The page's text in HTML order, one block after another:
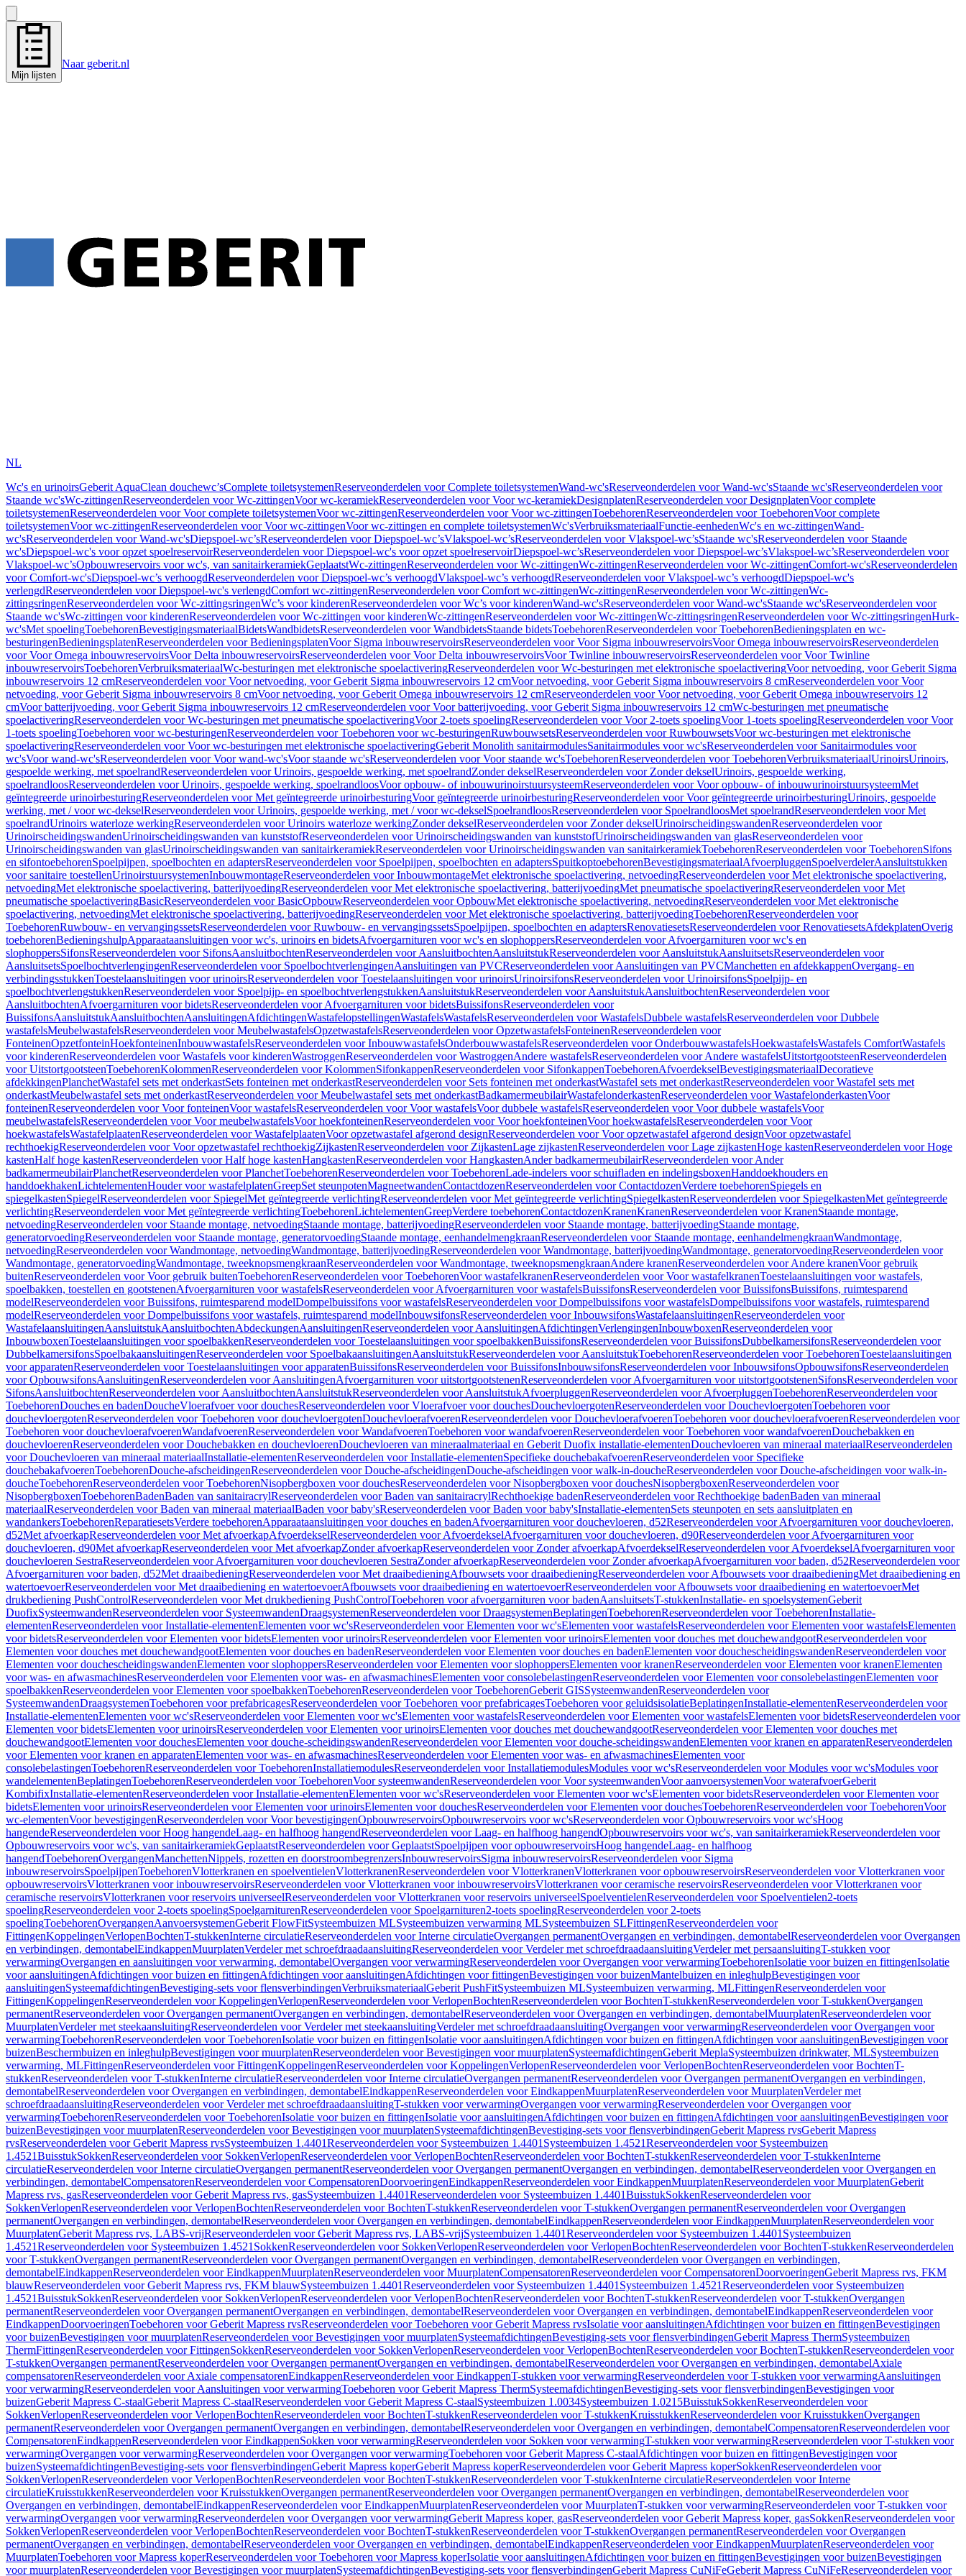
Mijn lijsten
Naar geberit.nl
NL
Wc's en urinoirsGeberit AquaClean douchewc’sComplete toiletsystemenReserveonderdelen voor Complete toiletsystemenWand-wc'sReserveonderdelen voor Wand-wc'sStaande wc'sReserveonderdelen voor
Staande wc'sWc-zittingenReserveonderdelen voor Wc-zittingenVoor wc-keramiekReserveonderdelen voor Voor wc-keramiekDesignplatenReserveonderdelen voor DesignplatenVoor complete
toiletsystemenReserveonderdelen voor Voor complete toiletsystemenVoor wc-zittingenReserveonderdelen voor Voor wc-zittingenToebehorenReserveonderdelen voor ToebehorenVoor complete
toiletsystemenVoor wc-zittingenReserveonderdelen voor Voor wc-zittingenVoor wc-zittingen en complete toiletsystemenWc'sVerbruiksmateriaalFunctie-eenhedenWc's en wc-zittingenWand-
wc'sReserveonderdelen voor Wand-wc'sDiepspoel-wc’sReserveonderdelen voor Diepspoel-wc’sVlakspoel-wc’sReserveonderdelen voor Vlakspoel-wc’sStaande wc'sReserveonderdelen voor Staande
wc'sDiepspoel-wc's voor opzet spoelreservoirReserveonderdelen voor Diepspoel-wc's voor opzet spoelreservoirDiepspoel-wc’sReserveonderdelen voor Diepspoel-wc’sVlakspoel-wc’sReserveonderdelen voor
Vlakspoel-wc’sOpbouwreservoirs voor wc's, van sanitairkeramiekGeplaatstWc-zittingenReserveonderdelen voor Wc-zittingenWc-zittingenReserveonderdelen voor Wc-zittingenComfort-wc'sReserveonderdelen
voor Comfort-wc'sDiepspoel-wc’s verhoogdReserveonderdelen voor Diepspoel-wc’s verhoogdVlakspoel-wc’s verhoogdReserveonderdelen voor Vlakspoel-wc’s verhoogdDiepspoel-wc's
verlengdReserveonderdelen voor Diepspoel-wc's verlengdComfort wc-zittingenReserveonderdelen voor Comfort wc-zittingenWc-zittingenReserveonderdelen voor Wc-zittingenWc-
zittingsringenReserveonderdelen voor Wc-zittingsringenWc’s voor kinderenReserveonderdelen voor Wc’s voor kinderenWand-wc'sReserveonderdelen voor Wand-wc'sStaande wc'sReserveonderdelen voor
Staande wc'sWc-zittingen voor kinderenReserveonderdelen voor Wc-zittingen voor kinderenWc-zittingenReserveonderdelen voor Wc-zittingenWc-zittingsringenReserveonderdelen voor Wc-zittingsringenHurk-
wc'sMet spoelingToebehorenBevestigingsmateriaalBidetsWandbidetsReserveonderdelen voor WandbidetsStaande bidetsToebehorenReserveonderdelen voor ToebehorenBedieningsplaten en wc-
besturingenBedieningsplatenReserveonderdelen voor BedieningsplatenVoor Sigma inbouwreservoirsReserveonderdelen voor Voor Sigma inbouwreservoirsVoor Omega inbouwreservoirsReserveonderdelen
voor Voor Omega inbouwreservoirsVoor Delta inbouwreservoirsReserveonderdelen voor Voor Delta inbouwreservoirsVoor Twinline inbouwreservoirsReserveonderdelen voor Voor Twinline
inbouwreservoirsToebehorenVerbruiksmateriaalWc-besturingen met elektronische spoelactiveringReserveonderdelen voor Wc-besturingen met elektronische spoelactiveringVoor netvoeding, voor Geberit Sigma
inbouwreservoirs 12 cmReserveonderdelen voor Voor netvoeding, voor Geberit Sigma inbouwreservoirs 12 cmVoor netvoeding, voor Geberit Sigma inbouwreservoirs 8 cmReserveonderdelen voor Voor
netvoeding, voor Geberit Sigma inbouwreservoirs 8 cmVoor netvoeding, voor Geberit Omega inbouwreservoirs 12 cmReserveonderdelen voor Voor netvoeding, voor Geberit Omega inbouwreservoirs 12
cmVoor batterijvoeding, voor Geberit Sigma inbouwreservoirs 12 cmReserveonderdelen voor Voor batterijvoeding, voor Geberit Sigma inbouwreservoirs 12 cmWc-besturingen met pneumatische
spoelactiveringReserveonderdelen voor Wc-besturingen met pneumatische spoelactiveringVoor 2-toets spoelingReserveonderdelen voor Voor 2-toets spoelingVoor 1-toets spoelingReserveonderdelen voor Voor
1-toets spoelingToebehoren voor wc-besturingenReserveonderdelen voor Toebehoren voor wc-besturingenRuwbouwsetsReserveonderdelen voor RuwbouwsetsVoor wc-besturingen met elektronische
spoelactiveringReserveonderdelen voor Voor wc-besturingen met elektronische spoelactiveringGeberit Monolith sanitairmodulesSanitairmodules voor wc'sReserveonderdelen voor Sanitairmodules voor
wc'sVoor wand-wc'sReserveonderdelen voor Voor wand-wc'sVoor staande wc'sReserveonderdelen voor Voor staande wc'sToebehorenReserveonderdelen voor ToebehorenVerbruiksmateriaalUrinoirsUrinoirs,
gespoelde werking, met spoelrandReserveonderdelen voor Urinoirs, gespoelde werking, met spoelrandZonder dekselReserveonderdelen voor Zonder dekselUrinoirs, gespoelde werking,
spoelrandloosReserveonderdelen voor Urinoirs, gespoelde werking, spoelrandloosVoor opbouw- of inbouwurinoirstuursysteemReserveonderdelen voor Voor opbouw- of inbouwurinoirstuursysteemMet
geïntegreerde urinoirbesturingReserveonderdelen voor Met geïntegreerde urinoirbesturingVoor geïntegreerde urinoirbesturingReserveonderdelen voor Voor geïntegreerde urinoirbesturingUrinoirs, gespoelde
werking, met / voor wc-dekselReserveonderdelen voor Urinoirs, gespoelde werking, met / voor wc-dekselSpoelrandloosReserveonderdelen voor SpoelrandloosMet spoelrandReserveonderdelen voor Met
spoelrandUrinoirs waterloze werkingReserveonderdelen voor Urinoirs waterloze werkingZonder dekselReserveonderdelen voor Zonder dekselUrinoirscheidingswandenReserveonderdelen voor
UrinoirscheidingswandenUrinoirscheidingswanden van kunststofReserveonderdelen voor Urinoirscheidingswanden van kunststofUrinoirscheidingswanden van glasReserveonderdelen voor
Urinoirscheidingswanden van glasUrinoirscheidingswanden van sanitairkeramiekReserveonderdelen voor Urinoirscheidingswanden van sanitairkeramiekToebehorenReserveonderdelen voor ToebehorenSifons
en sifontoebehorenSpoelpijpen, spoelbochten en adaptersReserveonderdelen voor Spoelpijpen, spoelbochten en adaptersSpuitkoptoebehorenBevestigingsmateriaalAfvoerpluggenSpoelverdelerAansluitstukken
voor sanitaire toestellenUrinoirstuursystemenInbouwmontageReserveonderdelen voor InbouwmontageMet elektronische spoelactivering, netvoedingReserveonderdelen voor Met elektronische spoelactivering,
netvoedingMet elektronische spoelactivering, batterijvoedingReserveonderdelen voor Met elektronische spoelactivering, batterijvoedingMet pneumatische spoelactiveringReserveonderdelen voor Met
pneumatische spoelactiveringBasicReserveonderdelen voor BasicOpbouwReserveonderdelen voor OpbouwMet elektronische spoelactivering, netvoedingReserveonderdelen voor Met elektronische
spoelactivering, netvoedingMet elektronische spoelactivering, batterijvoedingReserveonderdelen voor Met elektronische spoelactivering, batterijvoedingToebehorenReserveonderdelen voor
ToebehorenRuwbouw- en vervangingssetsReserveonderdelen voor Ruwbouw- en vervangingssetsSpoelpijpen, spoelbochten en adaptersRenovatiesetsReserveonderdelen voor RenovatiesetsAfdekplatenOverig
toebehorenBedieningshulpApparaataansluitingen voor wc's, urinoirs en bidetsAfvoergarnituren voor wc's en slophoppersReserveonderdelen voor Afvoergarnituren voor wc's en
slophoppersSifonsReserveonderdelen voor SifonsAansluitbochtenReserveonderdelen voor AansluitbochtenAansluitstukReserveonderdelen voor AansluitstukAansluitsetsReserveonderdelen voor
AansluitsetsSpoelbochtverlengingenReserveonderdelen voor SpoelbochtverlengingenAansluitingen van PVCReserveonderdelen voor Aansluitingen van PVCManchetten en afdekkappenOvergang- en
verbindingsstukkenToestelaansluitingen voor urinoirsReserveonderdelen voor Toestelaansluitingen voor urinoirsUrinoirsifonsReserveonderdelen voor UrinoirsifonsSpoelpijp- en
spoelbochtverlengstukkenReserveonderdelen voor Spoelpijp- en spoelbochtverlengstukkenAansluitstukReserveonderdelen voor AansluitstukAansluitbochtenReserveonderdelen voor
AansluitbochtenAfvoergarnituren voor bidetsReserveonderdelen voor Afvoergarnituren voor bidetsBuissifonsReserveonderdelen voor
BuissifonsAansluitstukAansluitbochtenAansluitingenAfdichtingenWastafelopstellingenWastafelsWastafelsReserveonderdelen voor WastafelsDubbele wastafelsReserveonderdelen voor Dubbele
wastafelsMeubelwastafelsReserveonderdelen voor MeubelwastafelsOpzetwastafelsReserveonderdelen voor OpzetwastafelsFonteinenReserveonderdelen voor
FonteinenOpzetfonteinHoekfonteinenInbouwwastafelsReserveonderdelen voor InbouwwastafelsOnderbouwwastafelsReserveonderdelen voor OnderbouwwastafelsHoekwastafelsWastafels ComfortWastafels
voor kinderenReserveonderdelen voor Wastafels voor kinderenWastroggenReserveonderdelen voor WastroggenAndere wastafelsReserveonderdelen voor Andere wastafelsUitstortgootsteenReserveonderdelen
voor UitstortgootsteenToebehorenKolommenReserveonderdelen voor KolommenSifonkappenReserveonderdelen voor SifonkappenToebehorenAfvoerdekselBevestigingsmateriaalDecoratieve
afdekkingenPlanchetWastafel sets met onderkastSets fonteinen met onderkastReserveonderdelen voor Sets fonteinen met onderkastWastafel sets met onderkastReserveonderdelen voor Wastafel sets met
onderkastMeubelwastafel sets met onderkastReserveonderdelen voor Meubelwastafel sets met onderkastBadkamermeubilairWastafelonderkastenReserveonderdelen voor WastafelonderkastenVoor
fonteinenReserveonderdelen voor Voor fonteinenVoor wastafelsReserveonderdelen voor Voor wastafelsVoor dubbele wastafelsReserveonderdelen voor Voor dubbele wastafelsVoor
meubelwastafelsReserveonderdelen voor Voor meubelwastafelsVoor hoekfonteinenReserveonderdelen voor Voor hoekfonteinenVoor hoekwastafelsReserveonderdelen voor Voor
hoekwastafelsWastafelplaatenReserveonderdelen voor WastafelplaatenVoor opzetwastafel afgerond designReserveonderdelen voor Voor opzetwastafel afgerond designVoor opzetwastafel
rechthoekigReserveonderdelen voor Voor opzetwastafel rechthoekigZijkastenReserveonderdelen voor ZijkastenLage zijkastenReserveonderdelen voor Lage zijkastenHoge kastenReserveonderdelen voor Hoge
kastenHalf hoge kastenReserveonderdelen voor Half hoge kastenHangkastenReserveonderdelen voor HangkastenAnder badkamermeubilairReserveonderdelen voor Ander
badkamermeubilairPlanchetReserveonderdelen voor PlanchetToebehorenReserveonderdelen voor ToebehorenLade-indelers voor schuifladen en indelingsboxenHanddoekhouders en
handdoekhakenLichtelementenHouder voor wastafelplatenGreepSet steunpotenMagneetwandenContactdozenReserveonderdelen voor ContactdozenVerdere toebehorenSpiegels en
spiegelkastenSpiegelReserveonderdelen voor SpiegelMet geïntegreerde verlichtingReserveonderdelen voor Met geïntegreerde verlichtingSpiegelkastenReserveonderdelen voor SpiegelkastenMet geïntegreerde
verlichtingReserveonderdelen voor Met geïntegreerde verlichtingToebehorenLichtelementenGreepVerdere toebehorenContactdozenKranenKranenReserveonderdelen voor KranenStaande montage,
netvoedingReserveonderdelen voor Staande montage, netvoedingStaande montage, batterijvoedingReserveonderdelen voor Staande montage, batterijvoedingStaande montage,
generatorvoedingReserveonderdelen voor Staande montage, generatorvoedingStaande montage, eenhandelmengkraanReserveonderdelen voor Staande montage, eenhandelmengkraanWandmontage,
netvoedingReserveonderdelen voor Wandmontage, netvoedingWandmontage, batterijvoedingReserveonderdelen voor Wandmontage, batterijvoedingWandmontage, generatorvoedingReserveonderdelen voor
Wandmontage, generatorvoedingWandmontage, tweeknopsmengkraanReserveonderdelen voor Wandmontage, tweeknopsmengkraanAndere kranenReserveonderdelen voor Andere kranenVoor gebruik
buitenReserveonderdelen voor Voor gebruik buitenToebehorenReserveonderdelen voor ToebehorenVoor wastafelkranenReserveonderdelen voor Voor wastafelkranenToestelaansluitingen voor wastafels,
spoelbakken, toestellen en gootstenenAfvoergarnituren voor wastafelsReserveonderdelen voor Afvoergarnituren voor wastafelsBuissifonsReserveonderdelen voor BuissifonsBuissifons, ruimtesparend
modelReserveonderdelen voor Buissifons, ruimtesparend modelDompelbuissifons voor wastafelsReserveonderdelen voor Dompelbuissifons voor wastafelsDompelbuissifons voor wastafels, ruimtesparend
modelReserveonderdelen voor Dompelbuissifons voor wastafels, ruimtesparend modelInbouwsifonsReserveonderdelen voor InbouwsifonsWastafelaansluitingenReserveonderdelen voor
WastafelaansluitingenAansluitstukAansluitbochtenAbdeckungenAansluitingenReserveonderdelen voor AansluitingenAfdichtingenVerlengingenInbouwboxenReserveonderdelen voor
InbouwboxenToestelaansluitingen voor spoelbakkenReserveonderdelen voor Toestelaansluitingen voor spoelbakkenBuissifonsReserveonderdelen voor BuissifonsDubbelkamersifonsReserveonderdelen voor
DubbelkamersifonsSpoelbakaansluitingenReserveonderdelen voor SpoelbakaansluitingenAansluitstukReserveonderdelen voor AansluitstukToebehorenReserveonderdelen voor ToebehorenToestelaansluitingen
voor apparatenReserveonderdelen voor Toestelaansluitingen voor apparatenBuissifonsReserveonderdelen voor BuissifonsInbouwsifonsReserveonderdelen voor InbouwsifonsOpbouwsifonsReserveonderdelen
voor OpbouwsifonsAansluitingenReserveonderdelen voor AansluitingenAfvoergarnituren voor uitstortgootstenenReserveonderdelen voor Afvoergarnituren voor uitstortgootstenenSifonsReserveonderdelen voor
SifonsAansluitbochtenReserveonderdelen voor AansluitbochtenAansluitstukReserveonderdelen voor AansluitstukAfvoerpluggenReserveonderdelen voor AfvoerpluggenToebehorenReserveonderdelen voor
ToebehorenDouches en badenDoucheVloerafvoer voor douchesReserveonderdelen voor Vloerafvoer voor douchesDouchevloergotenReserveonderdelen voor DouchevloergotenToebehoren voor
douchevloergotenReserveonderdelen voor Toebehoren voor douchevloergotenDouchevloerafvoerenReserveonderdelen voor DouchevloerafvoerenToebehoren voor douchevloerafvoerenReserveonderdelen voor
Toebehoren voor douchevloerafvoerenWandafvoerenReserveonderdelen voor WandafvoerenToebehoren voor wandafvoerenReserveonderdelen voor Toebehoren voor wandafvoerenDouchebakken en
douchevloerenReserveonderdelen voor Douchebakken en douchevloerenDouchevloeren van mineraalmateriaal en Geberit Duofix installatie-elementenDouchevloeren van mineraal materiaalReserveonderdelen
voor Douchevloeren van mineraal materiaalInstallatie-elementenReserveonderdelen voor Installatie-elementenSpecifieke douchebakafvoerenReserveonderdelen voor Specifieke
douchebakafvoerenToebehorenDouche-afscheidingenReserveonderdelen voor Douche-afscheidingenDouche-afscheidingen voor walk-in-doucheReserveonderdelen voor Douche-afscheidingen voor walk-in-
doucheToebehorenReserveonderdelen voor ToebehorenNisopbergboxen voor douchesReserveonderdelen voor Nisopbergboxen voor douchesNisopbergboxenReserveonderdelen voor
NisopbergboxenToebehorenBadenBaden van sanitairacrylReserveonderdelen voor Baden van sanitairacrylRechthoekige badenReserveonderdelen voor Rechthoekige badenBaden van mineraal
materiaalReserveonderdelen voor Baden van mineraal materiaalBaden voor baby'sReserveonderdelen voor Baden voor baby'sInstallatie-elementenSets steunpoten en sets aansluitplaten en
wandankersToebehorenReparatiesetsVerdere toebehorenApparaataansluitingen voor douches en badenAfvoergarnituren voor douchevloeren, d52Reserveonderdelen voor Afvoergarnituren voor douchevloeren,
d52Met afvoerkapReserveonderdelen voor Met afvoerkapAfvoerdekselReserveonderdelen voor AfvoerdekselAfvoergarnituren voor douchevloeren, d90Reserveonderdelen voor Afvoergarnituren voor
douchevloeren, d90Met afvoerkapReserveonderdelen voor Met afvoerkapZonder afvoerkapReserveonderdelen voor Zonder afvoerkapAfvoerdekselReserveonderdelen voor AfvoerdekselAfvoergarnituren voor
douchevloeren SestraReserveonderdelen voor Afvoergarnituren voor douchevloeren SestraZonder afvoerkapReserveonderdelen voor Zonder afvoerkapAfvoergarnituren voor baden, d52Reserveonderdelen voor
Afvoergarnituren voor baden, d52Met draaibedieningReserveonderdelen voor Met draaibedieningAfbouwsets voor draaibedieningReserveonderdelen voor Afbouwsets voor draaibedieningMet draaibediening en
watertoevoerReserveonderdelen voor Met draaibediening en watertoevoerAfbouwsets voor draaibediening en watertoevoerReserveonderdelen voor Afbouwsets voor draaibediening en watertoevoerMet
drukbediening PushControlReserveonderdelen voor Met drukbediening PushControlToebehoren voor afvoergarnituren voor badenAansluitsetsT-stukkenInstallatie- en spoelsystemenGeberit
DuofixSysteemwandenReserveonderdelen voor SysteemwandenDraagsystemenReserveonderdelen voor DraagsystemenBeplatingenToebehorenReserveonderdelen voor ToebehorenInstallatie-
elementenReserveonderdelen voor Installatie-elementenElementen voor wc'sReserveonderdelen voor Elementen voor wc'sElementen voor wastafelsReserveonderdelen voor Elementen voor wastafelsElementen
voor bidetsReserveonderdelen voor Elementen voor bidetsElementen voor urinoirsReserveonderdelen voor Elementen voor urinoirsElementen voor douches met douchewandgootReserveonderdelen voor
Elementen voor douches met douchewandgootElementen voor douches en badenReserveonderdelen voor Elementen voor douches en badenElementen voor douchescheidingswandenReserveonderdelen voor
Elementen voor douchescheidingswandenElementen voor slophoppersReserveonderdelen voor Elementen voor slophoppersElementen voor kranenReserveonderdelen voor Elementen voor kranenElementen
voor was- en afwasmachinesReserveonderdelen voor Elementen voor was- en afwasmachinesElementen voor consolebelastingenReserveonderdelen voor Elementen voor consolebelastingenElementen voor
spoelbakkenReserveonderdelen voor Elementen voor spoelbakkenToebehorenReserveonderdelen voor ToebehorenGeberit GISSysteemwandenReserveonderdelen voor
SysteemwandenDraagsystemenToebehoren voor prefabricagesReserveonderdelen voor Toebehoren voor prefabricagesToebehoren voor geluidsisolatieBeplatingenInstallatie-elementenReserveonderdelen voor
Installatie-elementenElementen voor wc'sReserveonderdelen voor Elementen voor wc'sElementen voor wastafelsReserveonderdelen voor Elementen voor wastafelsElementen voor bidetsReserveonderdelen voor
Elementen voor bidetsElementen voor urinoirsReserveonderdelen voor Elementen voor urinoirsElementen voor douches met douchewandgootReserveonderdelen voor Elementen voor douches met
douchewandgootElementen voor douchesElementen voor douche-scheidingswandenReserveonderdelen voor Elementen voor douche-scheidingswandenElementen voor kranen en apparatenReserveonderdelen
voor Elementen voor kranen en apparatenElementen voor was- en afwasmachinesReserveonderdelen voor Elementen voor was- en afwasmachinesElementen voor
consolebelastingenToebehorenReserveonderdelen voor ToebehorenInstallatiemodulesReserveonderdelen voor InstallatiemodulesModules voor wc'sReserveonderdelen voor Modules voor wc'sModules voor
wandelementenBeplatingenToebehorenReserveonderdelen voor ToebehorenVoor systeemwandenReserveonderdelen voor Voor systeemwandenVoor aanvoersystemenVoor waterafvoerGeberit
KombifixInstallatie-elementenReserveonderdelen voor Installatie-elementenElementen voor wc'sReserveonderdelen voor Elementen voor wc'sElementen voor bidetsReserveonderdelen voor Elementen voor
bidetsElementen voor urinoirsReserveonderdelen voor Elementen voor urinoirsElementen voor douchesReserveonderdelen voor Elementen voor douchesToebehorenReserveonderdelen voor ToebehorenVoor
wc-elementenVoor bevestigingenReserveonderdelen voor Voor bevestigingenOpbouwreservoirsOpbouwreservoirs voor wc'sReserveonderdelen voor Opbouwreservoirs voor wc'sHoog
hangendeReserveonderdelen voor Hoog hangendeLaag- en halfhoog hangendReserveonderdelen voor Laag- en halfhoog hangendOpbouwreservoirs voor wc's, van sanitairkeramiekReserveonderdelen voor
Opbouwreservoirs voor wc's, van sanitairkeramiekGeplaatstReserveonderdelen voor GeplaatstSpoelpijpen voor opbouwreservoirsHoog hangendeLaag- en halfhoog
hangendToebehorenOvergangenManchettenNippels, rozetten en doorstroombegrenzersInbouwreservoirsSigma inbouwreservoirsReserveonderdelen voor Sigma
inbouwreservoirsSpoelpijpenToebehorenVlotterkranen en spoelventielenVlotterkranenReserveonderdelen voor VlotterkranenVlotterkranen voor opbouwreservoirsReserveonderdelen voor Vlotterkranen voor
opbouwreservoirsVlotterkranen voor inbouwreservoirsReserveonderdelen voor Vlotterkranen voor inbouwreservoirsVlotterkranen voor ceramische reservoirsReserveonderdelen voor Vlotterkranen voor
ceramische reservoirsVlotterkranen voor reservoirs universeelReserveonderdelen voor Vlotterkranen voor reservoirs universeelSpoelventielenReserveonderdelen voor Spoelventielen2-toets
spoelingReserveonderdelen voor 2-toets spoelingSpoelgarniturenReserveonderdelen voor Spoelgarnituren2-toets spoelingReserveonderdelen voor 2-toets
spoelingToebehorenOvergangenAanvoersystemenGeberit FlowFitSysteembuizen MLSysteembuizen verwarming MLSysteembuizen SLFittingenReserveonderdelen voor
FittingenKoppelingenVerlopenBochtenT-stukkenInterne circulatieReserveonderdelen voor Interne circulatieOvergangen permanentOvergangen en verbindingen, demontabelReserveonderdelen voor Overgangen
en verbindingen, demontabelEindkappenMuurplatenVerdeler met schroefdraadaansluitingReserveonderdelen voor Verdeler met schroefdraadaansluitingVerdeler met persaansluitingT-stukken voor
verwarmingOvergangen en aansluitingen voor verwarming, demontabelOvergangen voor verwarmingReserveonderdelen voor Overgangen voor verwarmingToebehorenIsolatie voor buizen en fittingenIsolatie
voor aansluitingenAfdichtingen voor buizen en fittingenAfdichtingen voor aansluitingenAfdichtingen voor fittingenBevestigingen voor buizenMantelbuizen en inleghulpBevestigingen voor
aansluitingenSysteemafdichtingenBevestiging-sets voor flensverbindingenVerbruiksmateriaalGeberit PushFitSysteembuizen MLSysteembuizen verwarming, MLFittingenReserveonderdelen voor
FittingenKoppelingenReserveonderdelen voor KoppelingenVerlopenReserveonderdelen voor VerlopenBochtenReserveonderdelen voor BochtenT-stukkenReserveonderdelen voor T-stukkenOvergangen
permanentReserveonderdelen voor Overgangen permanentOvergangen en verbindingen, demontabelReserveonderdelen voor Overgangen en verbindingen, demontabelMuurplatenReserveonderdelen voor
MuurplatenVerdeler met steekaansluitingReserveonderdelen voor Verdeler met steekaansluitingVerdeler met schroefdraadaansluitingOvergangen voor verwarmingReserveonderdelen voor Overgangen voor
verwarmingToebehorenReserveonderdelen voor ToebehorenIsolatie voor buizen en fittingenIsolatie voor aansluitingenAfdichtingen voor buizen en fittingenAfdichtingen voor aansluitingenBevestigingen voor
buizenBeschermbuizen en inleghulpBevestigingen voor muurplatenReserveonderdelen voor Bevestigingen voor muurplatenSysteemafdichtingenGeberit MeplaSysteembuizen drinkwater, MLSysteembuizen
verwarming, MLFittingenReserveonderdelen voor FittingenKoppelingenReserveonderdelen voor KoppelingenVerlopenReserveonderdelen voor VerlopenBochtenReserveonderdelen voor BochtenT-
stukkenReserveonderdelen voor T-stukkenInterne circulatieReserveonderdelen voor Interne circulatieOvergangen permanentReserveonderdelen voor Overgangen permanentOvergangen en verbindingen,
demontabelReserveonderdelen voor Overgangen en verbindingen, demontabelEindkappenReserveonderdelen voor EindkappenMuurplatenReserveonderdelen voor MuurplatenVerdeler met
schroefdraadaansluitingReserveonderdelen voor Verdeler met schroefdraadaansluitingT-stukken voor verwarmingOvergangen voor verwarmingReserveonderdelen voor Overgangen voor
verwarmingToebehorenReserveonderdelen voor ToebehorenIsolatie voor buizen en fittingenIsolatie voor aansluitingenAfdichtingen voor buizen en fittingenAfdichtingen voor aansluitingenBevestigingen voor
buizenBevestigingen voor muurplatenReserveonderdelen voor Bevestigingen voor muurplatenSysteemafdichtingenBevestiging-sets voor flensverbindingenGeberit Mapress rvsGeberit Mapress
rvsReserveonderdelen voor Geberit Mapress rvsSysteembuizen 1.4401Reserveonderdelen voor Systeembuizen 1.4401 Systeembuizen 1.4521Reserveonderdelen voor Systeembuizen
1.4521BuisstukSokkenReserveonderdelen voor SokkenVerlopenReserveonderdelen voor VerlopenBochtenReserveonderdelen voor BochtenT-stukkenReserveonderdelen voor T-stukkenInterne
circulatieReserveonderdelen voor Interne circulatieOvergangen permanentReserveonderdelen voor Overgangen permanentOvergangen en verbindingen, demontabelReserveonderdelen voor Overgangen en
verbindingen, demontabelCompensatorenReserveonderdelen voor CompensatorenDoorvoeringenEindkappenReserveonderdelen voor EindkappenMuurplatenReserveonderdelen voor MuurplatenGeberit
Mapress rvs, gasReserveonderdelen voor Geberit Mapress rvs, gasSysteembuizen 1.4401Reserveonderdelen voor Systeembuizen 1.4401BuisstukSokkenReserveonderdelen voor
SokkenVerlopenReserveonderdelen voor VerlopenBochtenReserveonderdelen voor BochtenT-stukkenReserveonderdelen voor T-stukkenOvergangen permanentReserveonderdelen voor Overgangen
permanentOvergangen en verbindingen, demontabelReserveonderdelen voor Overgangen en verbindingen, demontabelEindkappenReserveonderdelen voor EindkappenMuurplatenReserveonderdelen voor
MuurplatenGeberit Mapress rvs, LABS-vrijReserveonderdelen voor Geberit Mapress rvs, LABS-vrijSysteembuizen 1.4401Reserveonderdelen voor Systeembuizen 1.4401 Systeembuizen
1.4521Reserveonderdelen voor Systeembuizen 1.4521 SokkenReserveonderdelen voor SokkenVerlopenReserveonderdelen voor VerlopenBochtenReserveonderdelen voor BochtenT-stukkenReserveonderdelen
voor T-stukkenOvergangen permanentReserveonderdelen voor Overgangen permanentOvergangen en verbindingen, demontabelReserveonderdelen voor Overgangen en verbindingen,
demontabelEindkappenReserveonderdelen voor EindkappenMuurplatenReserveonderdelen voor MuurplatenCompensatorenReserveonderdelen voor CompensatorenDoorvoeringenGeberit Mapress rvs, FKM
blauwReserveonderdelen voor Geberit Mapress rvs, FKM blauwSysteembuizen 1.4401Reserveonderdelen voor Systeembuizen 1.4401 Systeembuizen 1.4521Reserveonderdelen voor Systeembuizen
1.4521BuisstukSokkenReserveonderdelen voor SokkenVerlopenReserveonderdelen voor VerlopenBochtenReserveonderdelen voor BochtenT-stukkenReserveonderdelen voor T-stukkenOvergangen
permanentReserveonderdelen voor Overgangen permanentOvergangen en verbindingen, demontabelReserveonderdelen voor Overgangen en verbindingen, demontabelEindkappenReserveonderdelen voor
EindkappenDoorvoeringenToebehoren voor Geberit Mapress rvsReserveonderdelen voor Toebehoren voor Geberit Mapress rvsIsolatie voor aansluitingenAfdichtingen voor buizen en fittingenBevestigingen
voor buizenBevestigingen voor muurplatenReserveonderdelen voor Bevestigingen voor muurplatenSysteemafdichtingenBevestiging-sets voor flensverbindingenGeberit Mapress ThermSysteembuizen
ThermFittingenReserveonderdelen voor FittingenSokkenReserveonderdelen voor SokkenVerlopenReserveonderdelen voor VerlopenBochtenReserveonderdelen voor BochtenT-stukkenReserveonderdelen voor
T-stukkenOvergangen permanentReserveonderdelen voor Overgangen permanentOvergangen en verbindingen, demontabelReserveonderdelen voor Overgangen en verbindingen, demontabelAxiale
compensatorenReserveonderdelen voor Axiale compensatorenEindkappenReserveonderdelen voor EindkappenT-stukken voor verwarmingReserveonderdelen voor T-stukken voor verwarmingAansluitingen
voor verwarmingReserveonderdelen voor Aansluitingen voor verwarmingToebehoren voor Geberit Mapress ThermSysteemafdichtingenBevestiging-sets voor flensverbindingenBevestigingen voor
buizenGeberit Mapress C-staalGeberit Mapress C-staalReserveonderdelen voor Geberit Mapress C-staalSysteembuizen 1.0034Systeembuizen 1.0215BuisstukSokkenReserveonderdelen voor
SokkenVerlopenReserveonderdelen voor VerlopenBochtenReserveonderdelen voor BochtenT-stukkenReserveonderdelen voor T-stukkenKruisstukkenReserveonderdelen voor KruisstukkenOvergangen
permanentReserveonderdelen voor Overgangen permanentOvergangen en verbindingen, demontabelReserveonderdelen voor Overgangen en verbindingen, demontabelCompensatorenReserveonderdelen voor
CompensatorenEindkappenReserveonderdelen voor EindkappenSokken voor verwarmingReserveonderdelen voor Sokken voor verwarmingT-stukken voor verwarmingReserveonderdelen voor T-stukken voor
verwarmingOvergangen voor verwarmingReserveonderdelen voor Overgangen voor verwarmingToebehoren voor Geberit Mapress C-staalAfdichtingen voor buizen en fittingenBevestigingen voor
buizenSysteemafdichtingenBevestiging-sets voor flensverbindingenGeberit Mapress koperGeberit Mapress koperReserveonderdelen voor Geberit Mapress koperSokkenReserveonderdelen voor
SokkenVerlopenReserveonderdelen voor VerlopenBochtenReserveonderdelen voor BochtenT-stukkenReserveonderdelen voor T-stukkenInterne circulatieReserveonderdelen voor Interne
circulatieKruisstukkenReserveonderdelen voor KruisstukkenOvergangen permanentReserveonderdelen voor Overgangen permanentOvergangen en verbindingen, demontabelReserveonderdelen voor
Overgangen en verbindingen, demontabelEindkappenReserveonderdelen voor EindkappenMuurplatenReserveonderdelen voor MuurplatenT-stukken voor verwarmingReserveonderdelen voor T-stukken voor
verwarmingOvergangen voor verwarmingReserveonderdelen voor Overgangen voor verwarmingGeberit Mapress koper, gasReserveonderdelen voor Geberit Mapress koper, gasSokkenReserveonderdelen voor
SokkenVerlopenReserveonderdelen voor VerlopenBochtenReserveonderdelen voor BochtenT-stukkenReserveonderdelen voor T-stukkenOvergangen permanentReserveonderdelen voor Overgangen
permanentOvergangen en verbindingen, demontabelReserveonderdelen voor Overgangen en verbindingen, demontabelEindkappenReserveonderdelen voor EindkappenMuurplatenReserveonderdelen voor
MuurplatenToebehoren voor Mapress koperReserveonderdelen voor Toebehoren voor Mapress koperIsolatie voor aansluitingenAfdichtingen voor buizen en fittingenBevestigingen voor buizenBevestigingen
voor muurplatenReserveonderdelen voor Bevestigingen voor muurplatenSysteemafdichtingenBevestiging-sets voor flensverbindingenGeberit Mapress CuNiFeGeberit Mapress CuNiFeReserveonderdelen voor